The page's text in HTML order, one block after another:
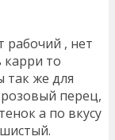
рабочий , нет
карри то
так же для
перец,
а по вкусу